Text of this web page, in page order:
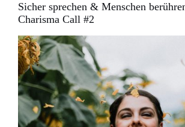
Sicher sprechen & Menschen
Charisma Call #2